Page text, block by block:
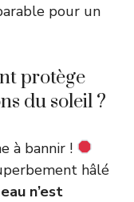
pour un
protège
du soleil ?
à bannir !
hâlé
n’est